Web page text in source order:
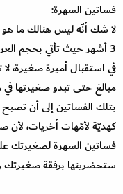
فساتين السهرة:
3 أشهر حيث تأتي بحجم
في استقبال أميرة صغيرة،
مبالغ حتى تبدو صغيرتها في
بتلك الفساتين إلى أن
كهديّة لأمّهات أخريات، لأن
فساتين السهرة لصغيرتك
ستحضرينها برفقة صغيرتك